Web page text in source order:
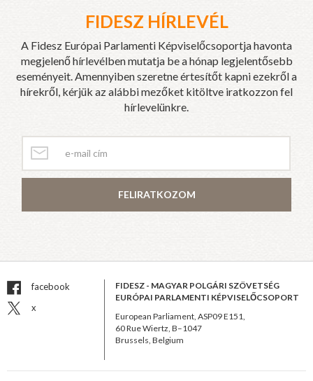
FIDESZ HÍRLEVÉL
A Fidesz Európai Parlamenti Képviselőcsoportja havonta
megjelenő hírlevélben mutatja be a hónap legjelentősebb
eseményeit. Amennyiben szeretne értesítőt kapni ezekről a
hírekről, kérjük az alábbi mezőket kitöltve iratkozzon fel
hírlevelünkre.
FELIRATKOZOM
facebook
x
FIDESZ - MAGYAR POLGÁRI SZÖVETSÉG
EURÓPAI PARLAMENTI KÉPVISELŐCSOPORT
European Parliament, ASP09 E151,
60 Rue Wiertz, B–1047
Brussels, Belgium